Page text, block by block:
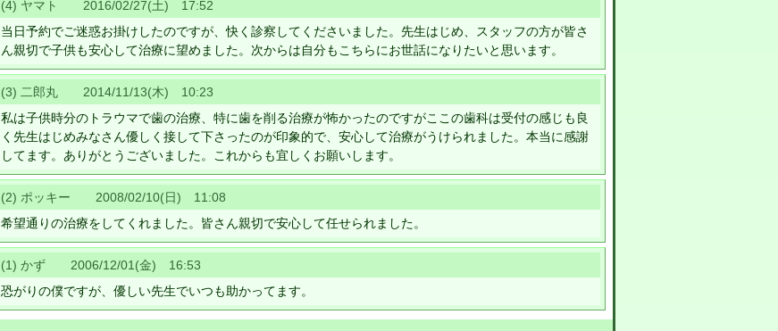
(4) ヤマト 2016/02/27(土) 17:52
当日予約でご迷惑お掛けしたのですが、快く診察してくださいました。先生はじめ、スタッフの方が皆さ
ん親切で子供も安心して治療に望めました。次からは自分もこちらにお世話になりたいと思います。
(3) 二郎丸 2014/11/13(木) 10:23
私は子供時分のトラウマで歯の治療、特に歯を削る治療が怖かったのですがここの歯科は受付の感じも良
く先生はじめみなさん優しく接して下さったのが印象的で、安心して治療がうけられました。本当に感謝
してます。ありがとうございました。これからも宜しくお願いします。
(2) ポッキー 2008/02/10(日) 11:08
希望通りの治療をしてくれました。皆さん親切で安心して任せられました。
(1) かず 2006/12/01(金) 16:53
恐がりの僕ですが、優しい先生でいつも助かってます。